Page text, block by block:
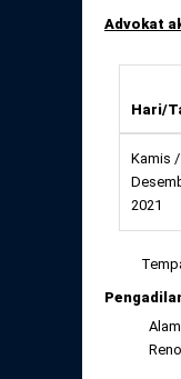
Advokat
Hari/
Kamis /
2021